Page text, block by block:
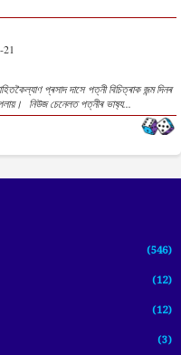
21
প্ৰসাদ দাসে পত্নী ‍‍বিচিত্ৰাক জন্ম দিনৰ
নিউজ চেনেলত পত্নীৰ ভাষ‍্য...
(546)
(12)
(12)
(3)